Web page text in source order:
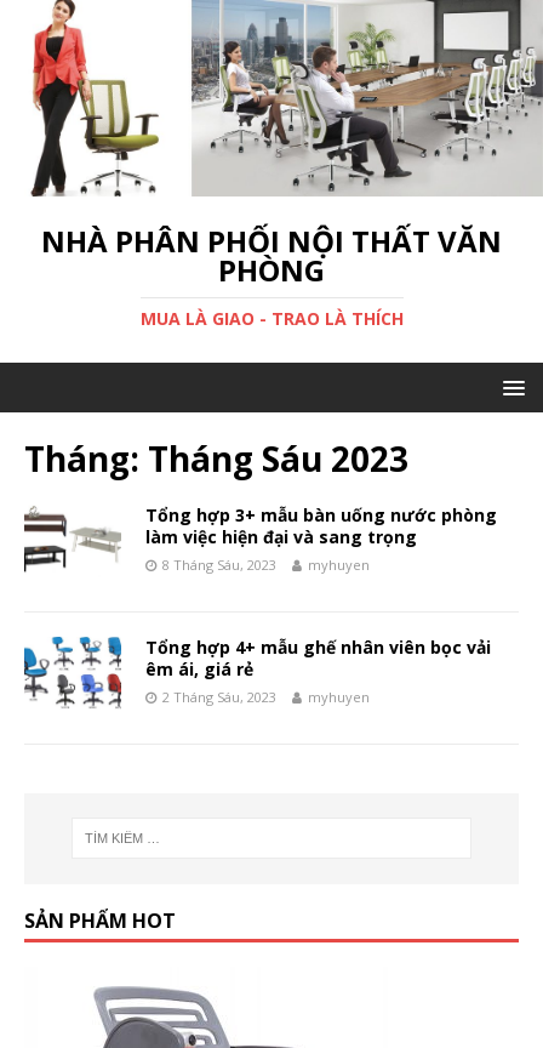
NHÀ PHÂN PHỐI NỘI THẤT VĂN
PHÒNG
MUA LÀ GIAO - TRAO LÀ THÍCH
Tháng: Tháng Sáu 2023
Tổng hợp 3+ mẫu bàn uống nước phòng
làm việc hiện đại và sang trọng
8 Tháng Sáu, 2023 myhuyen
Tổng hợp 4+ mẫu ghế nhân viên bọc vải
êm ái, giá rẻ
2 Tháng Sáu, 2023 myhuyen
SẢN PHẨM HOT